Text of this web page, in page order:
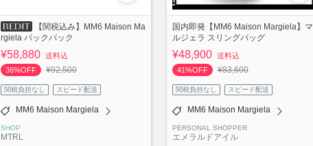
【関税込み】MM6 Maison Ma
rgiela バックパック
¥58,880 送料込
36%OFF
¥92,500
関税負担なし スピード配送
MM6 Maison Margiela
SHOP
MTRL
国内即発【MM6 Maison Margiela】マ
ルジェラ スリングバッグ
¥48,900 送料込
41%OFF
¥83,600
関税負担なし スピード配送
MM6 Maison Margiela
PERSONAL SHOPPER
エメラルドアイル